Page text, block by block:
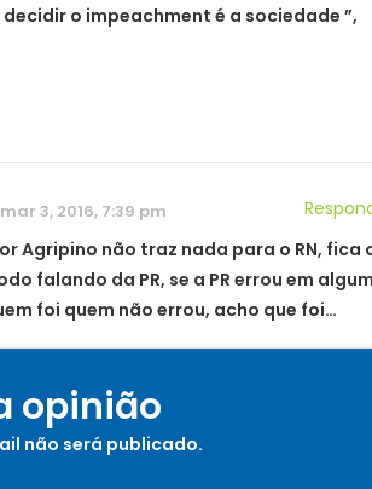
o impeachment é a sociedade ”,
mar 3, 2016, 7:39 pm
Agripino não traz nada para o RN, fica
falando da PR, se a PR errou em
foi quem não errou, acho que foi…
opinião
não será publicado.